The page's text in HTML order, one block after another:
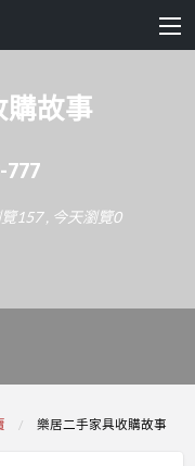
購故事
777
157 , 今天瀏覽0
樂居二手家具收購故事